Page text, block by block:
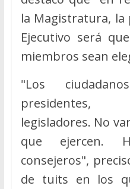
la Magistratura,
Ejecutivo será
miembros sean
"Los
presidentes,
legisladores. No
que ejercen.
consejeros",
de tuits en los